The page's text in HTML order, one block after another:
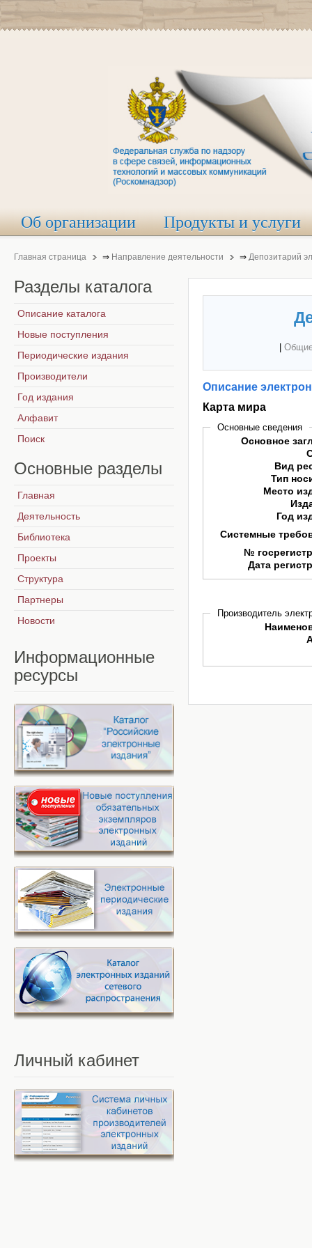
Об организации Продукты и услуги
Главная страница ⇒ Направление деятельности ⇒ Депозитарий
Описание
Карта мира
Основные сведения
Основное
Вид
Тип
Место
Год
Системные
№
Дата
Производитель
Разделы каталога
Описание каталога
Новые поступления
Периодические издания
Производители
Год издания
Алфавит
Поиск
Основные разделы
Главная
Деятельность
Библиотека
Проекты
Структура
Партнеры
Новости
Информационные
ресурсы
Личный кабинет